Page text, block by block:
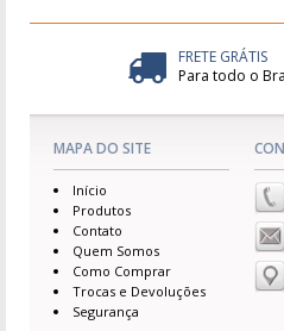
FRETE GRÁTIS
Para todo o
MAPA DO SITE
Início
Produtos
Contato
Quem Somos
Como Comprar
Trocas e Devoluções
Segurança